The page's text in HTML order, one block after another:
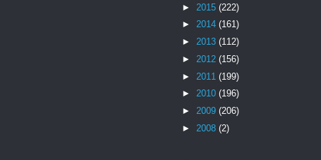
► 2015 (222)
► 2014 (161)
► 2013 (112)
► 2012 (156)
► 2011 (199)
► 2010 (196)
► 2009 (206)
► 2008 (2)